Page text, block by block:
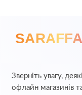
Зверніть увагу,
офлайн магазинів